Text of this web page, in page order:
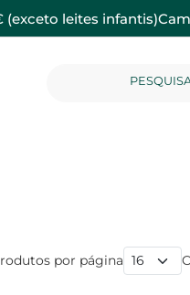
(exceto leites infantis)
por página